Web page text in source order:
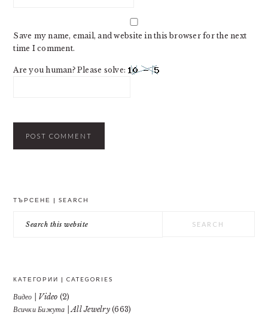
Save my name, email, and website in this browser for the next
time I comment.
Are you human? Please solve:
ТЪРСЕНЕ | SEARCH
this
КАТЕГОРИИ | CATEGORIES
Видео | Video (2)
Всички Бижута | All Jewelry(663)